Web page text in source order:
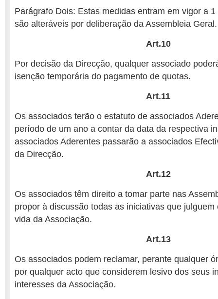
Parágrafo Dois: Estas medidas entram em vigor a
são alteráveis por deliberação da Assembleia Geral.
Art.10
Por decisão da Direcção, qualquer associado
isenção temporária do pagamento de quotas.
Art.11
Os associados terão o estatuto de associados
período de um ano a contar da data da respectiva
associados Aderentes passarão a associados
da Direcção.
Art.12
Os associados têm direito a tomar parte nas
propor à discussão todas as iniciativas que
vida da Associação.
Art.13
Os associados podem reclamar, perante qualquer
por qualquer acto que considerem lesivo dos seus
interesses da Associação.